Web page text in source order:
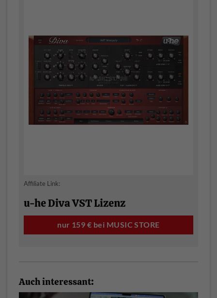
Affiliate Link:
u-he Diva VST Lizenz
nur 159 € bei MUSIC STORE
Auch interessant: